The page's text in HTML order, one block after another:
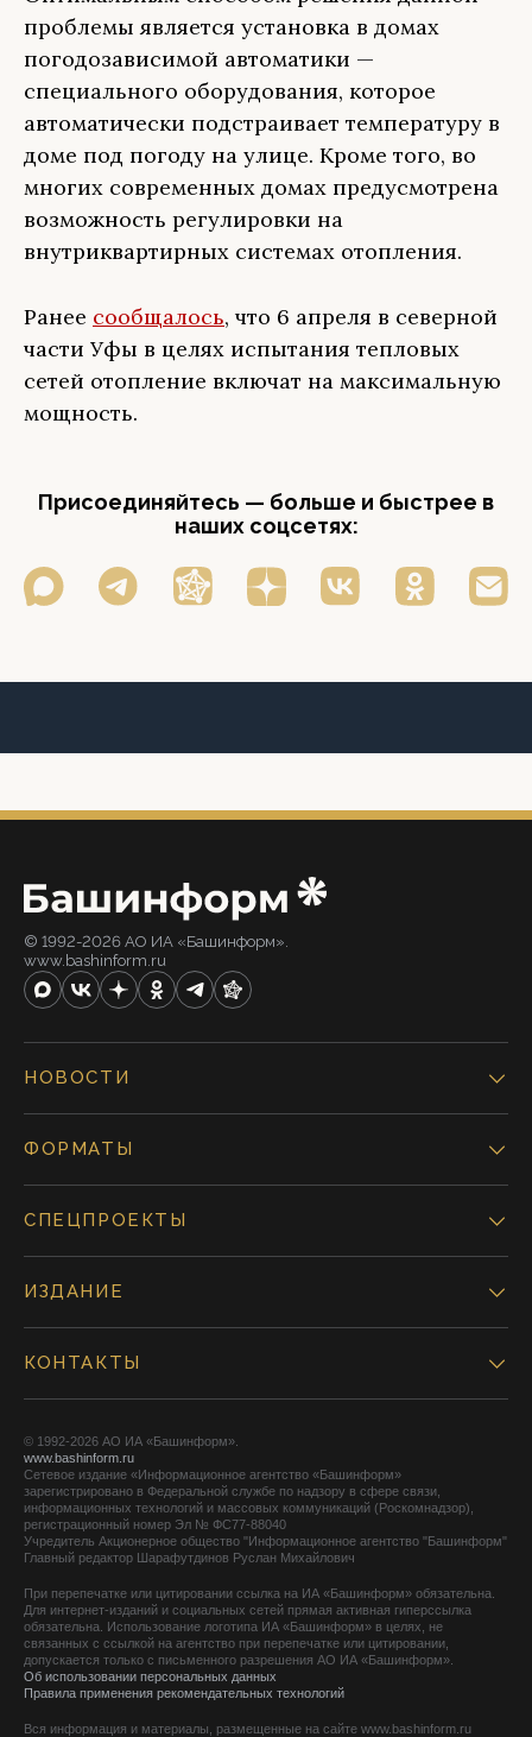
проблемы является установка в домах
погодозависимой автоматики —
специального оборудования, которое
автоматически подстраивает температуру в
доме под погоду на улице. Кроме того, во
многих современных домах предусмотрена
возможность регулировки на
внутриквартирных системах отопления.
Ранее сообщалось, что 6 апреля в северной
части Уфы в целях испытания тепловых
сетей отопление включат на максимальную
мощность.
Присоединяйтесь — больше и быстрее в
наших соцсетях:
© 1992-2026 АО ИА «Башинформ».
www.bashinform.ru
НОВОСТИ
ФОРМАТЫ
СПЕЦПРОЕКТЫ
ИЗДАНИЕ
КОНТАКТЫ
© 1992-2026 АО ИА «Башинформ».
www.bashinform.ru
Сетевое издание «Информационное агентство «Башинформ»
зарегистрировано в Федеральной службе по надзору в сфере связи,
информационных технологий и массовых коммуникаций (Роскомнадзор),
регистрационный номер Эл № ФС77-88040
Учредитель Акционерное общество "Информационное агентство "Башинформ"
Главный редактор Шарафутдинов Руслан Михайлович
При перепечатке или цитировании ссылка на ИА «Башинформ» обязательна.
Для интернет-изданий и социальных сетей прямая активная гиперссылка
обязательна. Использование логотипа ИА «Башинформ» в целях, не
связанных с ссылкой на агентство при перепечатке или цитировании,
допускается только с письменного разрешения АО ИА «Башинформ».
Об использовании персональных данных
Правила применения рекомендательных технологий
Вся информация и материалы, размещенные на сайте www.bashinform.ru